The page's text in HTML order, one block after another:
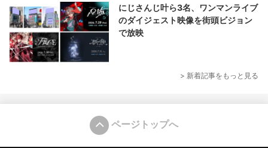
にじさんじ叶ら3名、ワンマンライブ
のダイジェスト映像を街頭ビジョン
で放映
> 新着記事をもっと見る
ページトップへ